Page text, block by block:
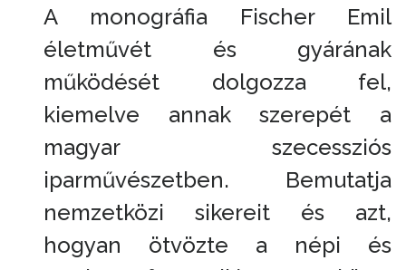
A monográfia Fischer Emil
életművét és gyárának
működését dolgozza fel,
kiemelve annak szerepét a
magyar szecessziós
iparművészetben. Bemutatja
nemzetközi sikereit és azt,
hogyan ötvözte a népi és